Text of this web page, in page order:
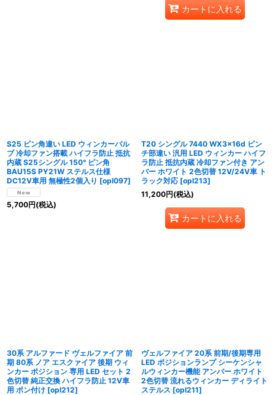
カートに入れる
S25 ピン角違い LED ウィンカーバル
ブ 冷却ファン搭載 ハイフラ防止 抵抗
内蔵 S25シングル 150° ピン角
BAU15S PY21W ステルス仕様
DC12V車用 無極性2個入り [opl097]
5,700円(税込)
T20 シングル 7440 WX3×16d ピン
チ部違い 汎用 LED ウィンカー ハイフ
ラ防止 抵抗内蔵 冷却ファン付き アン
バー ホワイト 2色切替 12V/24V車 ト
ラック対応 [opl213]
11,200円(税込)
カートに入れる
30系 アルファード ヴェルファイア 前
期 80系 ノア エスクァイア 後期 ウィ
ンカー ポジション 専用 LED セット 2
色切替 純正交換 ハイフラ防止 12V車
用 ポン付け [opl212]
ヴェルファイア 20系 前期/後期専用
LED ポジションランプ シーケンシャ
ルウィンカー機能 アンバー ホワイト
2色切替 流れるウィンカー ディライト
ステルス [opl211]